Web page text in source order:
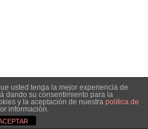
usted tenga la mejor experiencia de
dando su consentimiento para la
y la aceptación de nuestra política de
información.